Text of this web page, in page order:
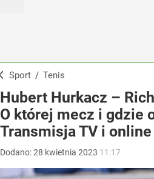
Sport / Tenis
Hubert Hurkacz –
O której mecz i gdzie
Transmisja TV i online
Dodano:28 kwietnia 2023 11:17